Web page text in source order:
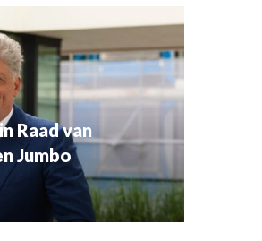
Raad van
Jumbo